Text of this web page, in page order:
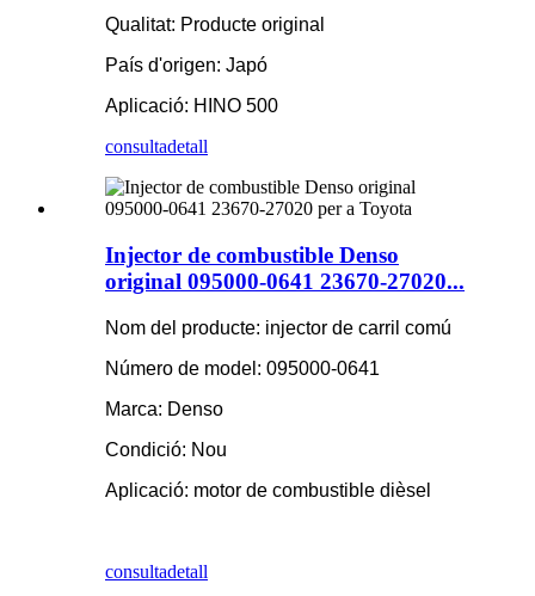
Qualitat: Producte original
País d'origen: Japó
Aplicació: HINO 500
consultadetall
Injector de combustible Denso
original 095000-0641 23670-27020...
Nom del producte: injector de carril comú
Número de model: 095000-0641
Marca: Denso
Condició: Nou
Aplicació: motor de combustible dièsel
consultadetall